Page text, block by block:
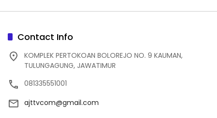
Contact Info
KOMPLEK PERTOKOAN BOLOREJO NO. 9 KAUMAN,
TULUNGAGUNG, JAWATIMUR
081335551001
ajttvcom@gmail.com